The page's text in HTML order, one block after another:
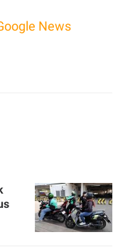
News